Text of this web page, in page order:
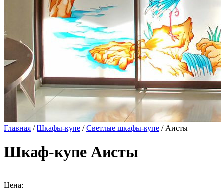
Главная /Шкафы-купе /Светлые шкафы-купе / Аисты
Шкаф-купе Аисты
Цена: